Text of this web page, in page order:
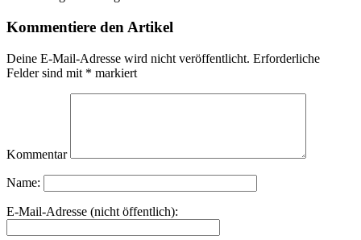
Kommentiere den Artikel
Deine E-Mail-Adresse wird nicht veröffentlicht. Erforderliche
Felder sind mit * markiert
Kommentar
Name:
E-Mail-Adresse (nicht öffentlich):